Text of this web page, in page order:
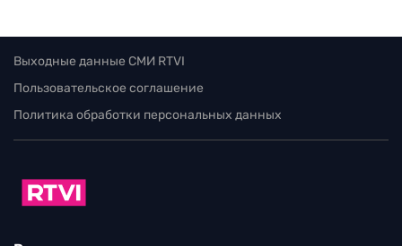
Выходные данные СМИ RTVI
Пользовательское соглашение
Политика обработки персональных данных